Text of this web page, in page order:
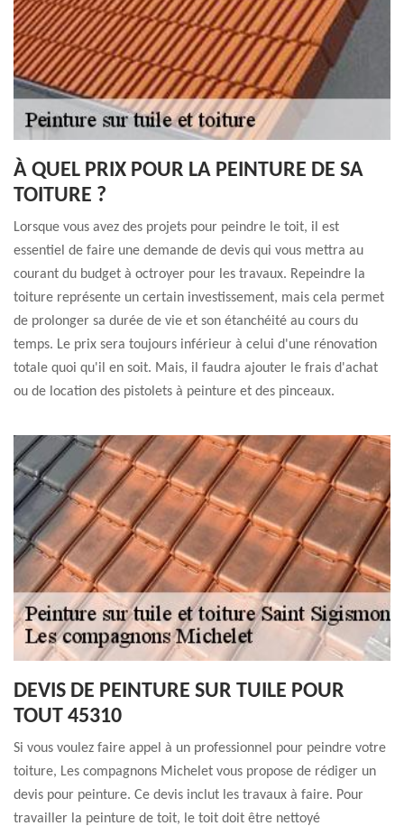
À QUEL PRIX POUR LA PEINTURE DE SA
TOITURE ?
Lorsque vous avez des projets pour peindre le toit, il est
essentiel de faire une demande de devis qui vous mettra au
courant du budget à octroyer pour les travaux. Repeindre la
toiture représente un certain investissement, mais cela permet
de prolonger sa durée de vie et son étanchéité au cours du
temps. Le prix sera toujours inférieur à celui d'une rénovation
totale quoi qu'il en soit. Mais, il faudra ajouter le frais d'achat
ou de location des pistolets à peinture et des pinceaux.
DEVIS DE PEINTURE SUR TUILE POUR
TOUT 45310
Si vous voulez faire appel à un professionnel pour peindre votre
toiture, Les compagnons Michelet vous propose de rédiger un
devis pour peinture. Ce devis inclut les travaux à faire. Pour
travailler la peinture de toit, le toit doit être nettoyé